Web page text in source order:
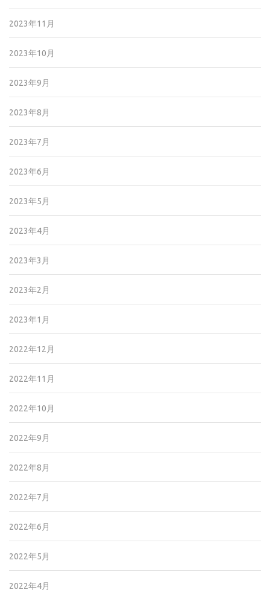
2023年11月
2023年10月
2023年9月
2023年8月
2023年7月
2023年6月
2023年5月
2023年4月
2023年3月
2023年2月
2023年1月
2022年12月
2022年11月
2022年10月
2022年9月
2022年8月
2022年7月
2022年6月
2022年5月
2022年4月